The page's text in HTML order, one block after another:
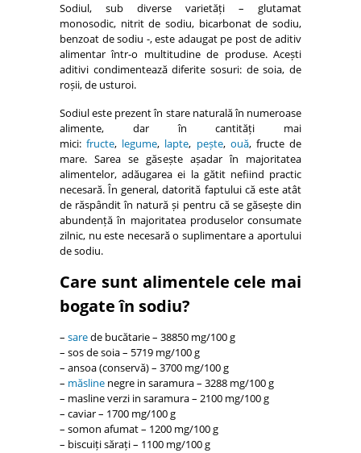
Sodiul, sub diverse varietăți – glutamat
monosodic, nitrit de sodiu, bicarbonat de sodiu,
benzoat de sodiu -, este adaugat pe post de aditiv
alimentar într-o multitudine de produse. Acești
aditivi condimentează diferite sosuri: de soia, de
roșii, de usturoi.
Sodiul este prezent în stare naturală în numeroase
alimente, dar în cantități mai
mici:fructe, legume, lapte, pește, ouă, fructe de
mare. Sarea se găsește așadar în majoritatea
alimentelor, adăugarea ei la gătit nefiind practic
necesară. În general, datorită faptului că este atât
de răspândit în natură și pentru că se găsește din
abundență în majoritatea produselor consumate
zilnic, nu este necesară o suplimentare a aportului
de sodiu.
Care sunt alimentele cele mai
bogate în sodiu?
– sarede bucătarie – 38850 mg/100 g
– sos de soia – 5719 mg/100 g
– ansoa (conservă) – 3700 mg/100 g
– măsline negre in saramura – 3288 mg/100 g
– masline verzi in saramura – 2100 mg/100 g
– caviar – 1700 mg/100 g
– somon afumat – 1200 mg/100 g
– biscuiți sărați – 1100 mg/100 g